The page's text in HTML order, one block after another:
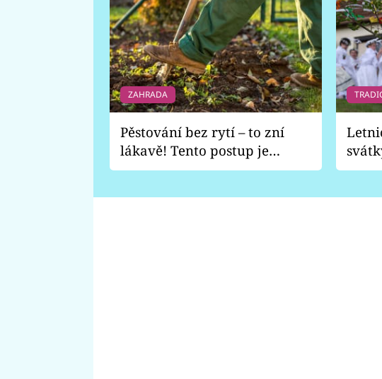
ZAHRADA
Pěstování bez rytí – to zní
lákavě! Tento postup je
vhodný jen pro některé